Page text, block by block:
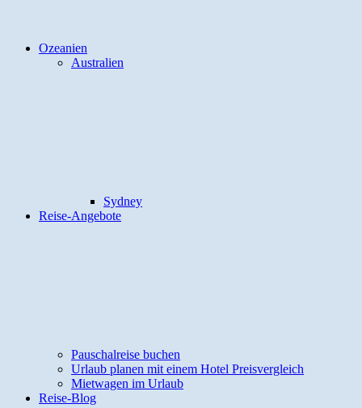
Ozeanien
Australien
Sydney
Reise-Angebote
Pauschalreise buchen
Urlaub planen mit einem Hotel Preisvergleich
Mietwagen im Urlaub
Reise-Blog